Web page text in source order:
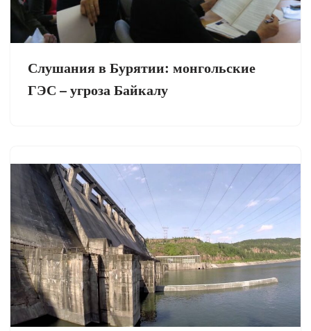
Слушания в Бурятии: монгольские
ГЭС – угроза Байкалу